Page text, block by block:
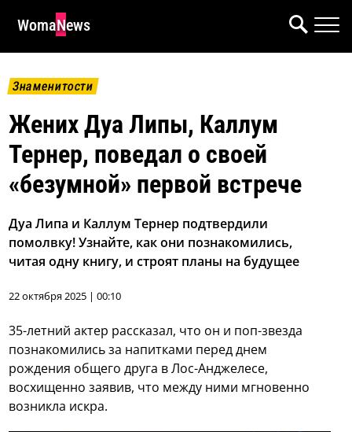
WomaNews
Знаменитости
Жених Дуа Липы, Каллум
Тернер, поведал о своей
«безумной» первой встрече
Дуа Липа и Каллум Тернер подтвердили
помолвку! Узнайте, как они познакомились,
читая одну книгу, и строят планы на будущее
22 октября 2025 | 00:10
35-летний актер рассказал, что он и поп-звезда
познакомились за напитками перед днем
рождения общего друга в Лос-Анджелесе,
восхищенно заявив, что между ними мгновенно
возникла искра.